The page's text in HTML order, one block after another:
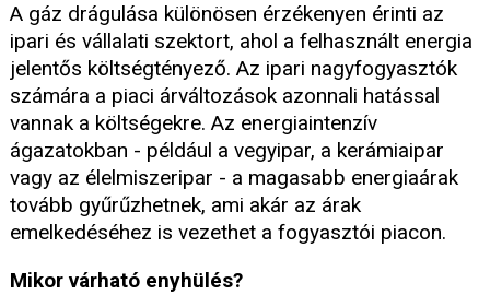
A gáz drágulása különösen érzékenyen érinti az
ipari és vállalati szektort, ahol a felhasznált energia
jelentős költségtényező. Az ipari nagyfogyasztók
számára a piaci árváltozások azonnali hatással
vannak a költségekre. Az energiaintenzív
ágazatokban - például a vegyipar, a kerámiaipar
vagy az élelmiszeripar - a magasabb energiaárak
tovább gyűrűzhetnek, ami akár az árak
emelkedéséhez is vezethet a fogyasztói piacon.
Mikor várható enyhülés?